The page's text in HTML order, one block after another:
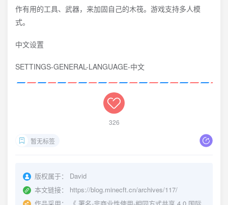
作有用的工具、武器，来加固自己的木筏。游戏支持多人模
式。
中文设置
SETTINGS-GENERAL-LANGUAGE-中文
326
暂无标签
版权属于：
David
本文链接：
https://blog.minecft.cn/archives/117/